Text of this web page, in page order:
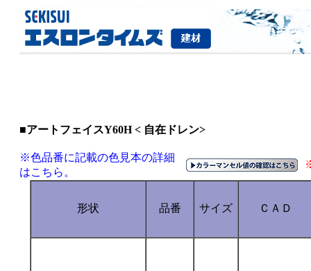
■アートフェイスY60H < 自在ドレン>
※色品番に記載の色見本の詳細
はこちら。
形状 品番 サイズ ＣＡＤ